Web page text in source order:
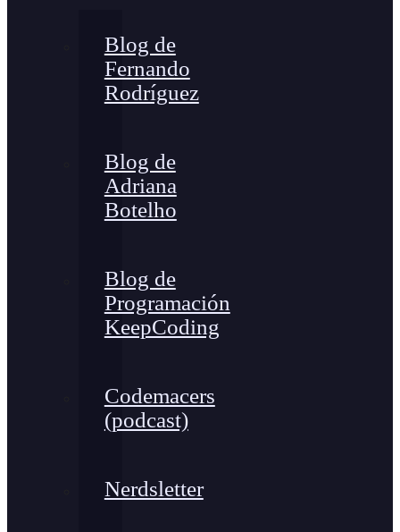
Blog de
Fernando
Rodríguez
Blog de
Adriana
Botelho
Blog de
Programación
KeepCoding
Codemacers
(podcast)
Nerdsletter